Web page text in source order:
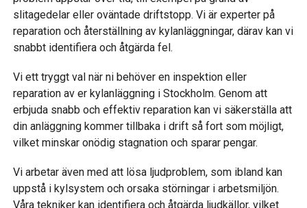
slitagedelar eller oväntade driftstopp. Vi är experter på
reparation och återställning av kylanläggningar, därav kan vi
snabbt identifiera och åtgärda fel.
Vi ett tryggt val när ni behöver en inspektion eller
reparation av er kylanläggning i Stockholm. Genom att
erbjuda snabb och effektiv reparation kan vi säkerställa att
din anläggning kommer tillbaka i drift så fort som möjligt,
vilket minskar onödig stagnation och sparar pengar.
Vi arbetar även med att lösa ljudproblem, som ibland kan
uppstå i kylsystem och orsaka störningar i arbetsmiljön.
Våra tekniker kan identifiera och åtgärda ljudkällor, vilket